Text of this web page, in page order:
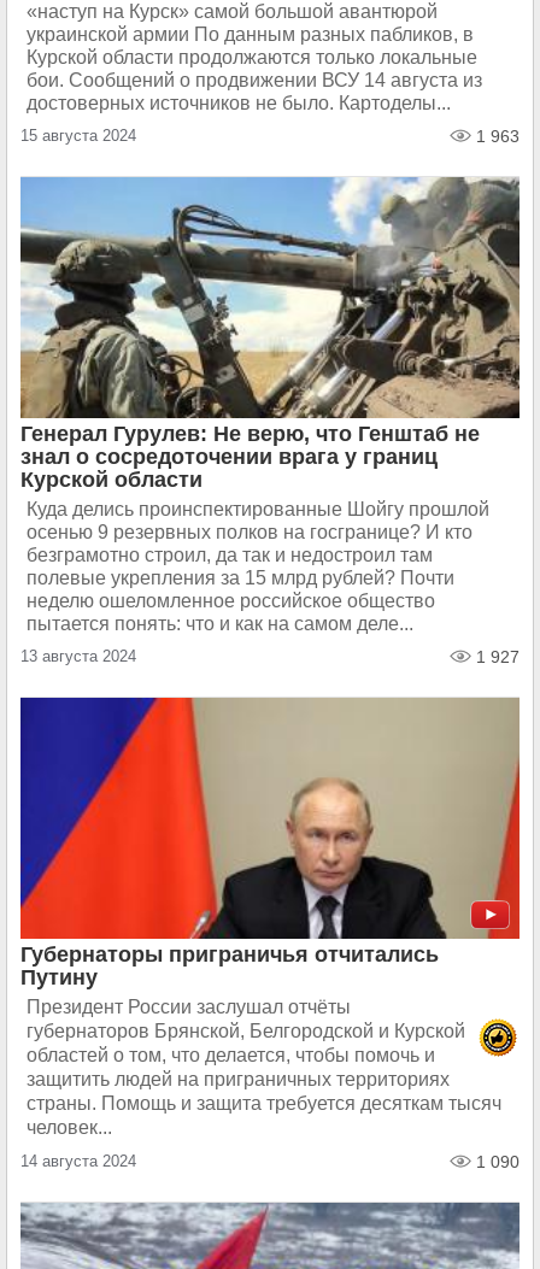
«наступ на Курск» самой большой авантюрой
украинской армии По данным разных пабликов, в
Курской области продолжаются только локальные
бои. Сообщений о продвижении ВСУ 14 августа из
достоверных источников не было. Картоделы...
15 августа 2024 1 963
Генерал Гурулев: Не верю, что Генштаб не
знал о сосредоточении врага у границ
Курской области
Куда делись проинспектированные Шойгу прошлой
осенью 9 резервных полков на госгранице? И кто
безграмотно строил, да так и недостроил там
полевые укрепления за 15 млрд рублей? Почти
неделю ошеломленное российское общество
пытается понять: что и как на самом деле...
13 августа 2024 1 927
Губернаторы приграничья отчитались
Путину
Президент России заслушал отчёты
губернаторов Брянской, Белгородской и Курской
областей о том, что делается, чтобы помочь и
защитить людей на приграничных территориях
страны. Помощь и защита требуется десяткам тысяч
человек...
14 августа 2024 1 090